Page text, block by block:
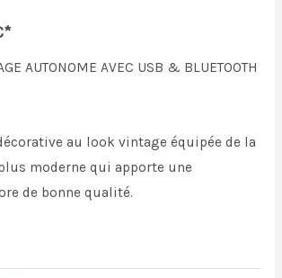
AUTONOME AVEC USB & BLUETOOTH
au look vintage équipée de la
moderne qui apporte une
de bonne qualité.